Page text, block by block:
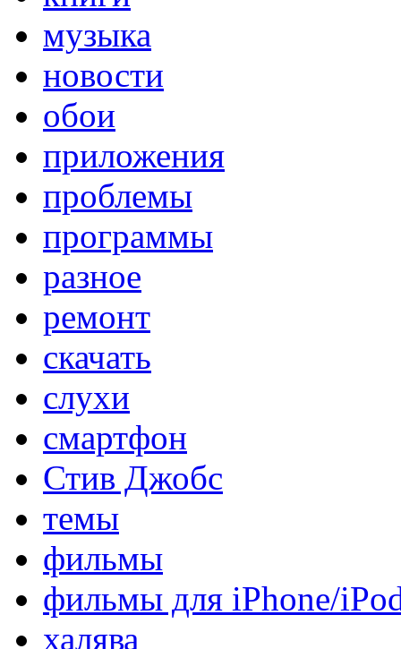
музыка
новости
обои
приложения
проблемы
программы
разное
ремонт
скачать
слухи
смартфон
Стив Джобс
темы
фильмы
фильмы для iPhone/
халява